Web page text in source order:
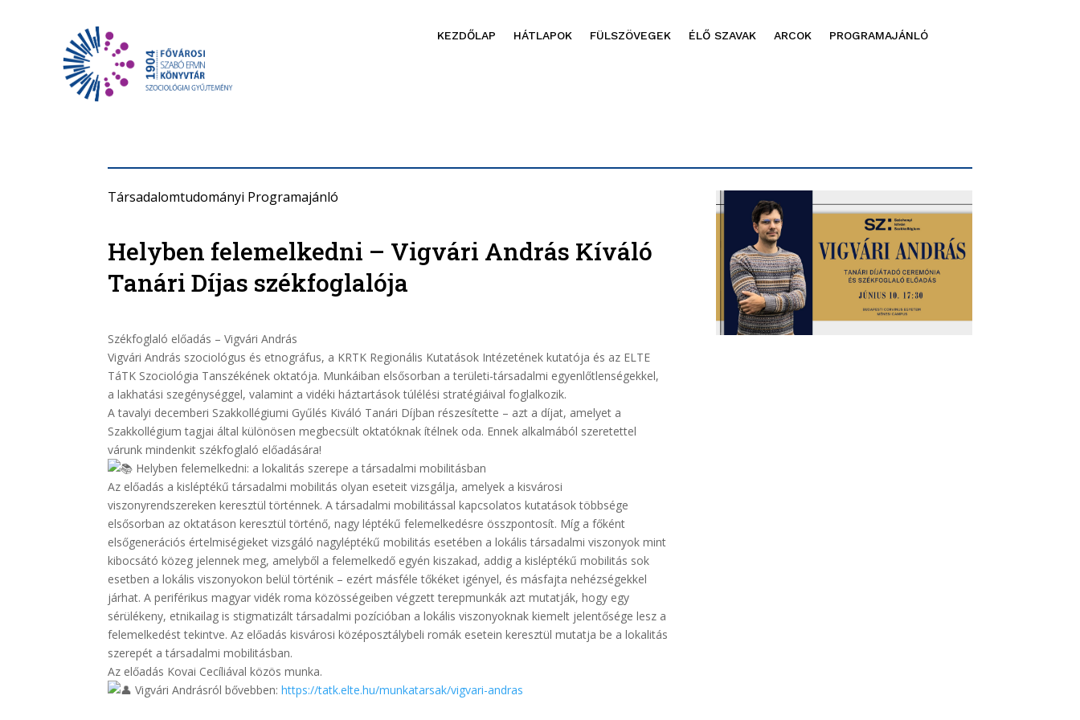
KEZDŐLAP HÁTLAPOK FÜLSZÖVEGEK ÉLŐ SZAVAK ARCOK PROGRAMAJÁNLÓ
Társadalomtudományi Programajánló
Helyben felemelkedni – Vigvári András Kíváló
Tanári Díjas székfoglalója
Székfoglaló előadás – Vigvári András
Vigvári András szociológus és etnográfus, a KRTK Regionális Kutatások Intézetének kutatója és az ELTE
TáTK Szociológia Tanszékének oktatója. Munkáiban elsősorban a területi-társadalmi egyenlőtlenségekkel,
a lakhatási szegénységgel, valamint a vidéki háztartások túlélési stratégiáival foglalkozik.
A tavalyi decemberi Szakkollégiumi Gyűlés Kiváló Tanári Díjban részesítette – azt a díjat, amelyet a
Szakkollégium tagjai által különösen megbecsült oktatóknak ítélnek oda. Ennek alkalmából szeretettel
várunk mindenkit székfoglaló előadására!
Helyben felemelkedni: a lokalitás szerepe a társadalmi mobilitásban
Az előadás a kisléptékű társadalmi mobilitás olyan eseteit vizsgálja, amelyek a kisvárosi
viszonyrendszereken keresztül történnek. A társadalmi mobilitással kapcsolatos kutatások többsége
elsősorban az oktatáson keresztül történő, nagy léptékű felemelkedésre összpontosít. Míg a főként
elsőgenerációs értelmiségieket vizsgáló nagyléptékű mobilitás esetében a lokális társadalmi viszonyok mint
kibocsátó közeg jelennek meg, amelyből a felemelkedő egyén kiszakad, addig a kisléptékű mobilitás sok
esetben a lokális viszonyokon belül történik – ezért másféle tőkéket igényel, és másfajta nehézségekkel
járhat. A periférikus magyar vidék roma közösségeiben végzett terepmunkák azt mutatják, hogy egy
sérülékeny, etnikailag is stigmatizált társadalmi pozícióban a lokális viszonyoknak kiemelt jelentősége lesz a
felemelkedést tekintve. Az előadás kisvárosi középosztálybeli romák esetein keresztül mutatja be a lokalitás
szerepét a társadalmi mobilitásban.
Az előadás Kovai Cecíliával közös munka.
Vigvári Andrásról bővebben:https://tatk.elte.hu/munkatarsak/vigvari-andras